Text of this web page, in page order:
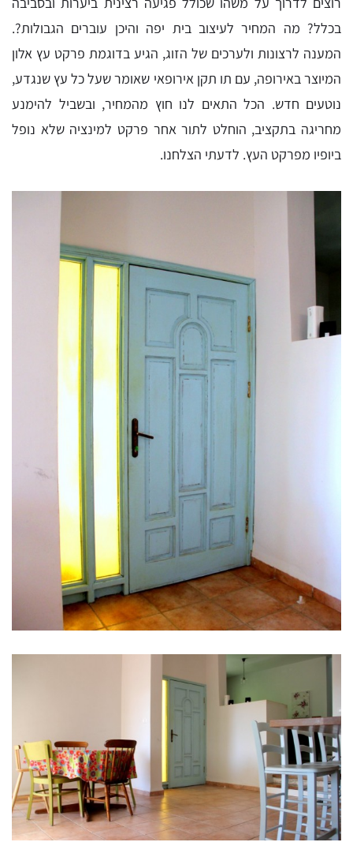
בכלל? מה המחיר לעיצוב בית יפה והיכן עוברים הגבולות?.
המענה לרצונות ולערכים של הזוג, הגיע בדוגמת פרקט עץ אלון
המיוצר באירופה, עם תו תקן אירופאי שאומר שעל כל עץ שנגדע,
נוטעים חדש. הכל התאים לנו חוץ מהמחיר, ובשביל להימנע
מחריגה בתקציב, הוחלט לתור אחר פרקט למינציה שלא נופל
ביופיו מפרקט העץ. לדעתי הצלחנו.